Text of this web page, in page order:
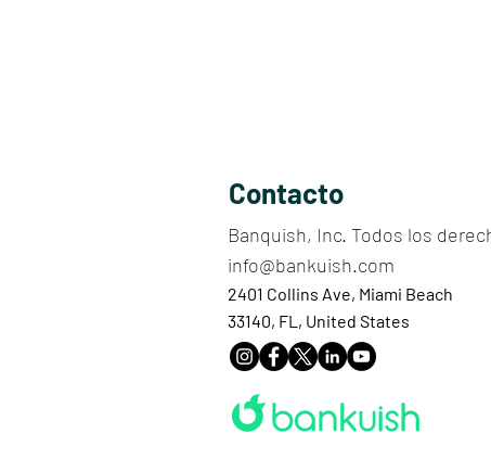
Contacto
Banquish, Inc. Todos los
info@bankuish.com
2401 Collins Ave, Miami Beach
33140, FL, United States